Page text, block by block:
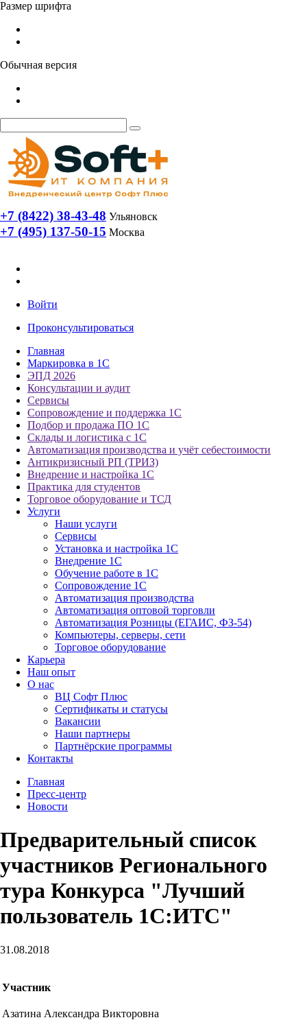
Размер шрифта
Обычная версия
+7 (8422) 38-43-48 Ульяновск
+7 (495) 137-50-15 Москва
Войти
Проконсультироваться
Главная
Маркировка в 1С
ЭПД 2026
Консультации и аудит
Сервисы
Сопровождение и поддержка 1С
Подбор и продажа ПО 1С
Склады и логистика с 1С
Автоматизация производства и учёт себестоимости
Антикризисный РП (ТРИЗ)
Внедрение и настройка 1С
Практика для студентов
Торговое оборудование и ТСД
Услуги
Наши услуги
Сервисы
Установка и настройка 1С
Внедрение 1С
Обучение работе в 1С
Сопровождение 1С
Автоматизация производства
Автоматизация оптовой торговли
Автоматизация Розницы (ЕГАИС, ФЗ-54)
Компьютеры, серверы, сети
Торговое оборудование
Карьера
Наш опыт
О нас
ВЦ Софт Плюс
Сертификаты и статусы
Вакансии
Наши партнеры
Партнёрские программы
Контакты
Главная
Пресс-центр
Новости
Предварительный список
участников Регионального
тура Конкурса "Лучший
пользователь 1С:ИТС"
31.08.2018
Участник
Азатина Александра Викторовна